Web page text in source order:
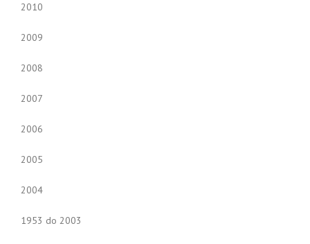
2010
2009
2008
2007
2006
2005
2004
1953 do 2003